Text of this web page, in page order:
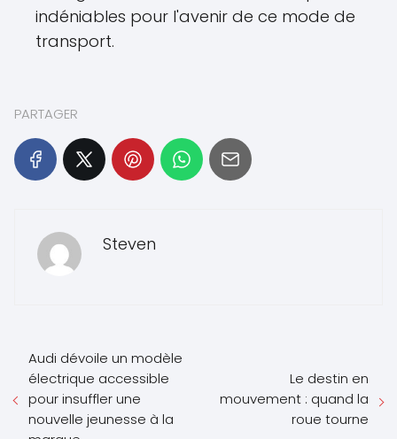
indéniables pour l'avenir de ce mode de
transport.
PARTAGER
Steven
Audi dévoile un modèle
électrique accessible
pour insuffler une
nouvelle jeunesse à la
Le destin en
mouvement : quand la
roue tourne